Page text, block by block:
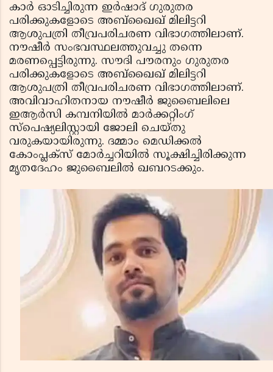
കാര്‍ ഓടിച്ചിരുന്ന ഇര്‍ഷാദ് ഗുരുതര
പരിക്കുകളോടെ അബ്ഖൈഖ് മിലിട്ടറി
ആശുപത്രി തീവ്രപരിചരണ വിഭാഗത്തിലാണ്.
നൗഷീര്‍ സംഭവസ്ഥലത്തുവച്ചു തന്നെ
മരണപ്പെട്ടിരുന്നു. സൗദി പൗരനും ഗുരുതര
പരിക്കുകളോടെ അബ്ഖൈഖ് മിലിട്ടറി
ആശുപത്രി തീവ്രപരിചരണ വിഭാഗത്തിലാണ്.
അവിവാഹിതനായ നൗഷീര്‍ ജുബൈലിലെ
ഇആര്‍സി കമ്പനിയില്‍ മാര്‍ക്കറ്റിംഗ്
സ്പെഷ്യലിസ്റ്റായി ജോലി ചെയ്തു
വരുകയായിരുന്നു. ദമ്മാം മെഡിക്കല്‍
കോംപ്ലക്സ് മോര്‍ച്ചറിയില്‍ സൂക്ഷിച്ചിരിക്കുന്ന
മൃതദേഹം ജുബൈലില്‍ ഖബറടക്കും.